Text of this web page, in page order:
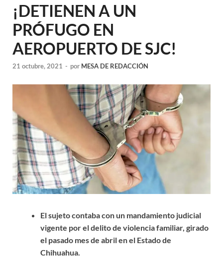
¡DETIENEN A UN
PRÓFUGO EN
AEROPUERTO DE SJC!
21 octubre, 2021 - por MESA DE REDACCIÓN
El sujeto contaba con un mandamiento judicial
vigente por el delito de violencia familiar, girado
el pasado mes de abril en el Estado de
Chihuahua.